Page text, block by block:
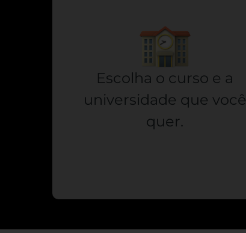
Escolha o curso e a
universidade que você
quer.